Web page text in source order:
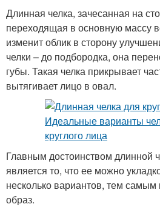
Длинная челка, зачесанная на
переходящая в основную массу
изменит облик в сторону
челки – до подбородка, она
губы. Такая челка прикрывает
вытягивает лицо в овал.
Главным достоинством длинной
является то, что ее можно
несколько вариантов, тем
образ.